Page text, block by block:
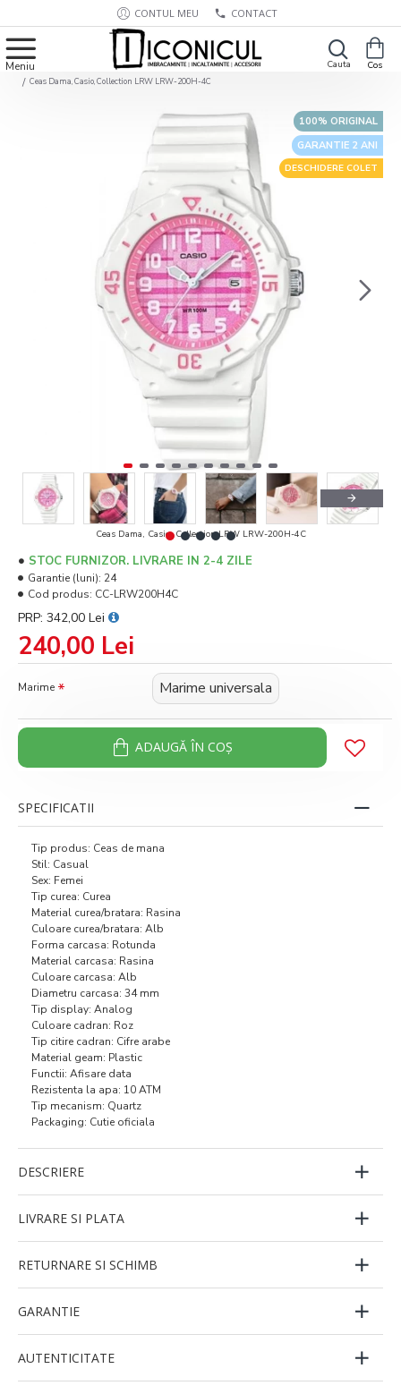
CONTUL MEU CONTACT
Ceas Dama, Casio, Collection LRW LRW-200H-4C
GARANTIE 2 ANI
100% ORIGINAL
DESCHIDERE COLET
Ceas Dama, Casio, Collection LRW LRW-200H-4C
240,00 Lei
PRP: 342,00 Lei
STOC FURNIZOR. LIVRARE IN 2-4 ZILE
Garantie (luni): 24
Cod produs: CC-LRW200H4C
Marime Marime universala
ADAUGĂ ÎN COŞ
SPECIFICATII
Tip produs: Ceas de mana
Stil: Casual
Sex: Femei
Tip curea: Curea
Material curea/bratara: Rasina
Culoare curea/bratara: Alb
Forma carcasa: Rotunda
Material carcasa: Rasina
Culoare carcasa: Alb
Diametru carcasa: 34 mm
Tip display: Analog
Culoare cadran: Roz
Tip citire cadran: Cifre arabe
Material geam: Plastic
Functii: Afisare data
Rezistenta la apa: 10 ATM
Tip mecanism: Quartz
Packaging: Cutie oficiala
DESCRIERE
LIVRARE SI PLATA
RETURNARE SI SCHIMB
GARANTIE
AUTENTICITATE